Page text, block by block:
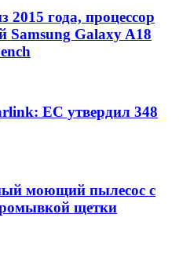
года, процессор
Samsung Galaxy A18
ЕС утвердил 348
моющий пылесос с
щетки